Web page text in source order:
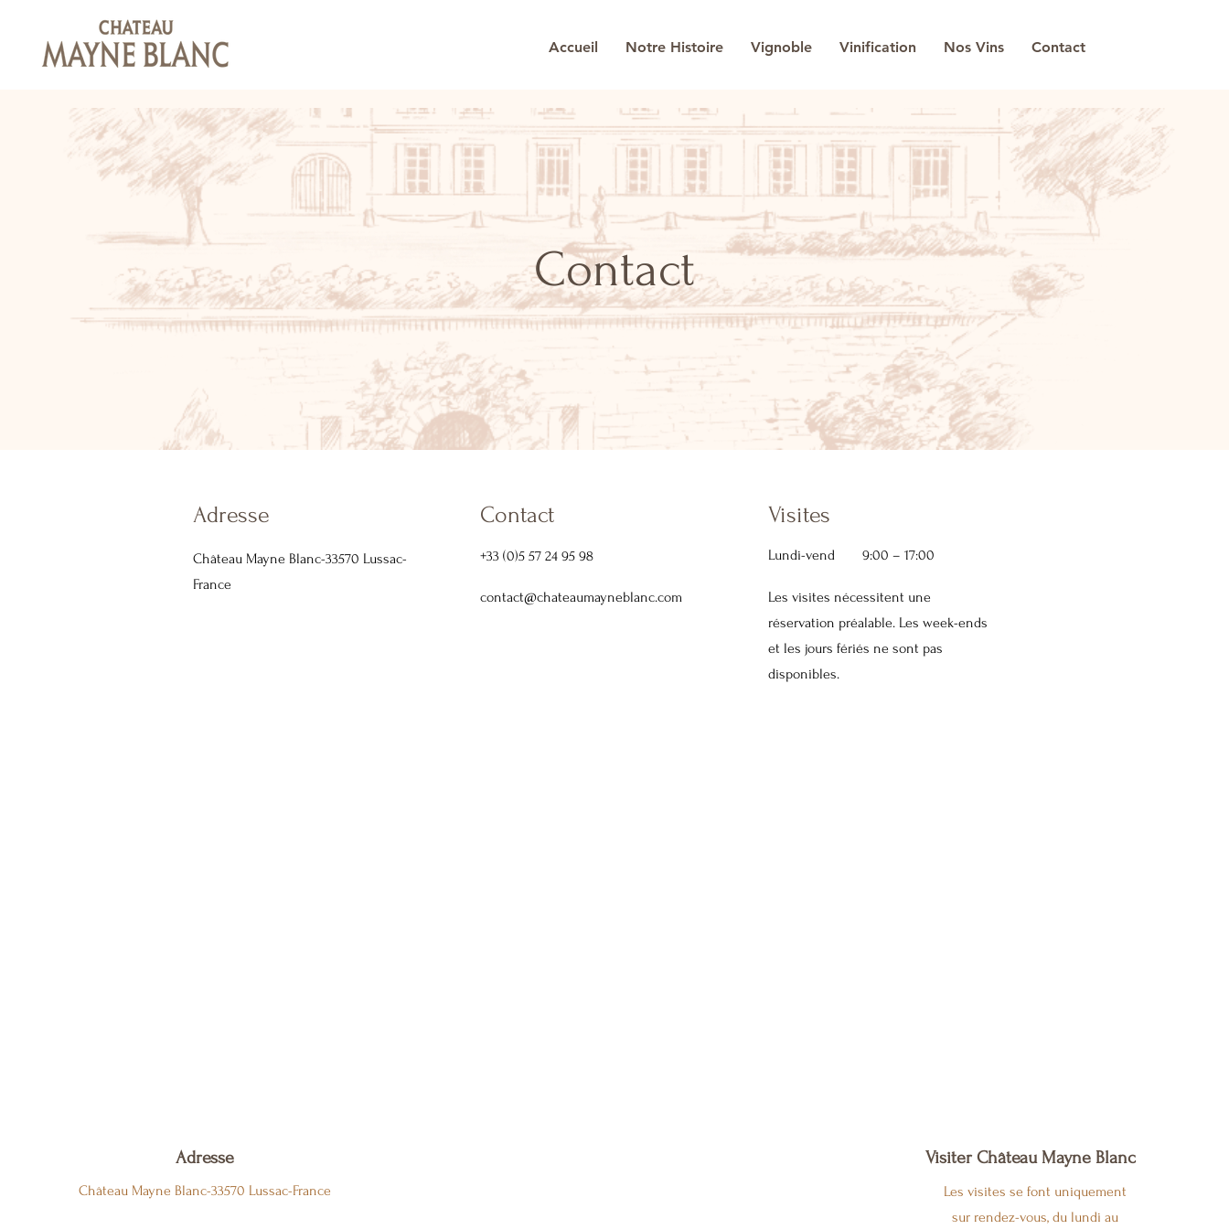
Accueil Notre Histoire Vignoble Vinification Nos Vins Contact
Contact
Adresse
Château Mayne Blanc-33570 Lussac-
France
Contact
+33 (0)5 57 24 95 98
contact@chateaumayneblanc.com
Visites
Lundi-vend 9:00 – 17:00
Les visites nécessitent une
réservation préalable. Les week-ends
et les jours fériés ne sont pas
disponibles.
Adresse
Château Mayne Blanc-33570 Lussac-France
Visiter Château Mayne Blanc
Les visites se font uniquement
sur rendez-vous, du lundi au